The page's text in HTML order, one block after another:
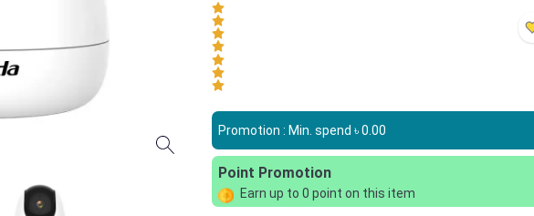
Promotion : Min. spend ৳0.00
Point Promotion
Earn up to 0 point on this item